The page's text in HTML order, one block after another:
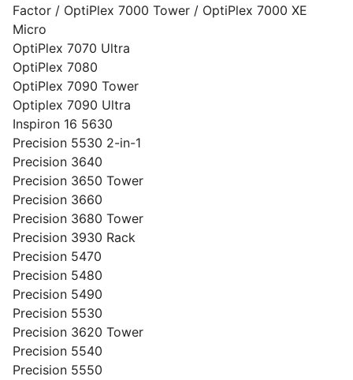
Factor / OptiPlex 7000 Tower / OptiPlex 7000 XE
Micro
OptiPlex 7070 Ultra
OptiPlex 7080
OptiPlex 7090 Tower
Optiplex 7090 Ultra
Inspiron 16 5630
Precision 5530 2-in-1
Precision 3640
Precision 3650 Tower
Precision 3660
Precision 3680 Tower
Precision 3930 Rack
Precision 5470
Precision 5480
Precision 5490
Precision 5530
Precision 3620 Tower
Precision 5540
Precision 5550